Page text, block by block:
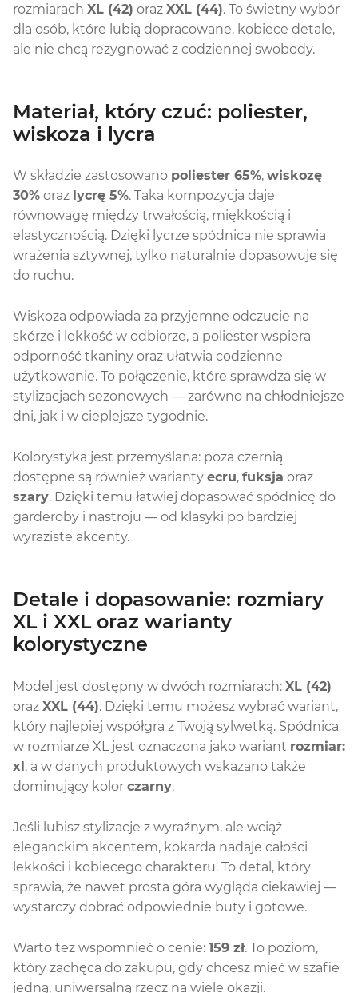
rozmiarach XL (42) oraz XXL (44). To świetny wybór
dla osób, które lubią dopracowane, kobiece detale,
ale nie chcą rezygnować z codziennej swobody.
Materiał, który czuć: poliester,
wiskoza i lycra
W składzie zastosowano poliester 65%, wiskozę
30% oraz lycrę 5%. Taka kompozycja daje
równowagę między trwałością, miękkością i
elastycznością. Dzięki lycrze spódnica nie sprawia
wrażenia sztywnej, tylko naturalnie dopasowuje się
do ruchu.
Wiskoza odpowiada za przyjemne odczucie na
skórze i lekkość w odbiorze, a poliester wspiera
odporność tkaniny oraz ułatwia codzienne
użytkowanie. To połączenie, które sprawdza się w
stylizacjach sezonowych — zarówno na chłodniejsze
dni, jak i w cieplejsze tygodnie.
Kolorystyka jest przemyślana: poza czernią
dostępne są również warianty ecru, fuksja oraz
szary. Dzięki temu łatwiej dopasować spódnicę do
garderoby i nastroju — od klasyki po bardziej
wyraziste akcenty.
Detale i dopasowanie: rozmiary
XL i XXL oraz warianty
kolorystyczne
Model jest dostępny w dwóch rozmiarach: XL (42)
oraz XXL (44). Dzięki temu możesz wybrać wariant,
który najlepiej współgra z Twoją sylwetką. Spódnica
w rozmiarze XL jest oznaczona jako wariant rozmiar:
xl, a w danych produktowych wskazano także
dominujący kolor czarny.
Jeśli lubisz stylizacje z wyraźnym, ale wciąż
eleganckim akcentem, kokarda nadaje całości
lekkości i kobiecego charakteru. To detal, który
sprawia, że nawet prosta góra wygląda ciekawiej —
wystarczy dobrać odpowiednie buty i gotowe.
Warto też wspomnieć o cenie: 159 zł. To poziom,
który zachęca do zakupu, gdy chcesz mieć w szafie
jedną, uniwersalną rzecz na wiele okazji.